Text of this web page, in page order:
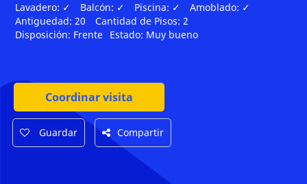
Lavadero: ✓ Balcón: ✓ Piscina: ✓ Amoblado: ✓
Antiguedad:20 Cantidad de Pisos:2
Disposición: Frente Estado: Muy bueno
Coordinar visita
Guardar Compartir